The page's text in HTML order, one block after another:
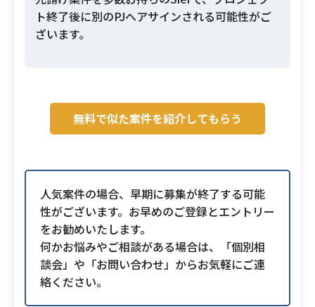
ト終了後に別のPJへアサインされる可能性がご
ざいます。
無料で似た案件を紹介してもらう
人気案件の場合、早期に募集が終了する可能
性がございます。お早めのご登録とエントリー
をお勧めいたします。
何かお悩みやご相談がある場合は、「個別相
談会」や「お問い合わせ」からお気軽にご連
絡ください。